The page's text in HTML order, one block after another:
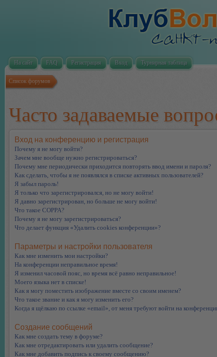
На сайт FAQ Регистрация Вход Турнирная таблица
Список форумов
Часто задаваемые
Вход на конференцию и регистрация
Почему я не могу войти?
Зачем мне вообще нужно регистрироваться?
Почему мне периодически приходится повторять ввод имени и пароля?
Как сделать, чтобы я не появлялся в списке активных пользователей?
Я забыл пароль!
Я только что зарегистрировался, но не могу войти!
Я давно зарегистрирован, но больше не могу войти!
Что такое COPPA?
Почему я не могу зарегистрироваться?
Что делает функция «Удалить cookies конференции»?
Параметры и настройки пользователя
Как мне изменить мои настройки?
На конференции неправильное время!
Я изменил часовой пояс, но время всё равно неправильное!
Моего языка нет в списке!
Как я могу поместить изображение вместе со своим именем?
Что такое звание и как я могу изменить его?
Когда я щёлкаю по ссылке «email», от меня требуют войти на
Создание сообщений
Как мне создать тему в форуме?
Как мне отредактировать или удалить сообщение?
Как мне добавить подпись к своему сообщению?